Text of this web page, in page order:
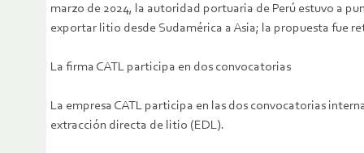
marzo de 2024, la autoridad portuaria de Perú estuvo a
exportar litio desde Sudamérica a Asia; la propuesta fue
La firma CATL participa en dos convocatorias
La empresa CATL participa en las dos convocatorias
extracción directa de litio (EDL).